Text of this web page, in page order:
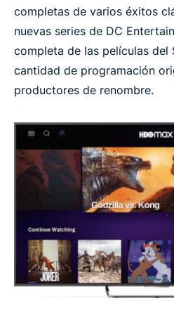
completas de varios éxitos
nuevas series de DC
completa de las películas del
cantidad de programación
productores de renombre.